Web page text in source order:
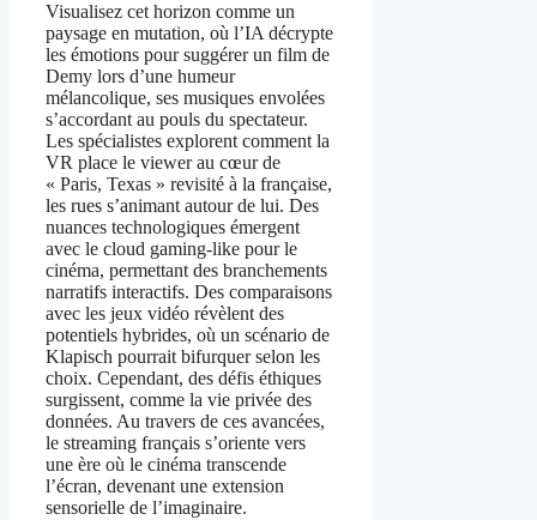
Visualisez cet horizon comme un
paysage en mutation, où l’IA décrypte
les émotions pour suggérer un film de
Demy lors d’une humeur
mélancolique, ses musiques envolées
s’accordant au pouls du spectateur.
Les spécialistes explorent comment la
VR place le viewer au cœur de
« Paris, Texas » revisité à la française,
les rues s’animant autour de lui. Des
nuances technologiques émergent
avec le cloud gaming-like pour le
cinéma, permettant des branchements
narratifs interactifs. Des comparaisons
avec les jeux vidéo révèlent des
potentiels hybrides, où un scénario de
Klapisch pourrait bifurquer selon les
choix. Cependant, des défis éthiques
surgissent, comme la vie privée des
données. Au travers de ces avancées,
le streaming français s’oriente vers
une ère où le cinéma transcende
l’écran, devenant une extension
sensorielle de l’imaginaire.